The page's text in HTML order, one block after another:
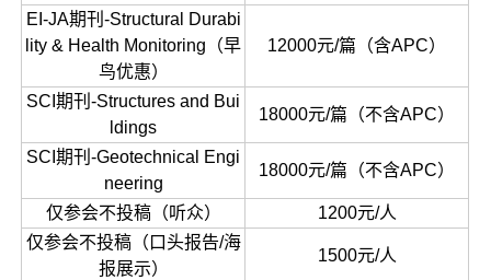
EI-JA期刊-Structural Durabi
lity & Health Monitoring（早
鸟优惠）
12000元/篇（含APC）
SCI期刊-Structures and Bui
ldings
18000元/篇（不含APC）
SCI期刊-Geotechnical Engi
neering
18000元/篇（不含APC）
仅参会不投稿（听众）
1200元/人
仅参会不投稿（口头报告/海
报展示）
1500元/人